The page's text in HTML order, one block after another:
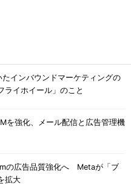
インバウンドマーケティングの
ライホイール」のこと
を強化、メール配信と広告管理機
の広告品質強化へ Metaが「ブ
拡大